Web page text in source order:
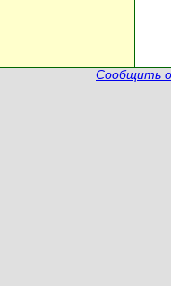
Сообщить о